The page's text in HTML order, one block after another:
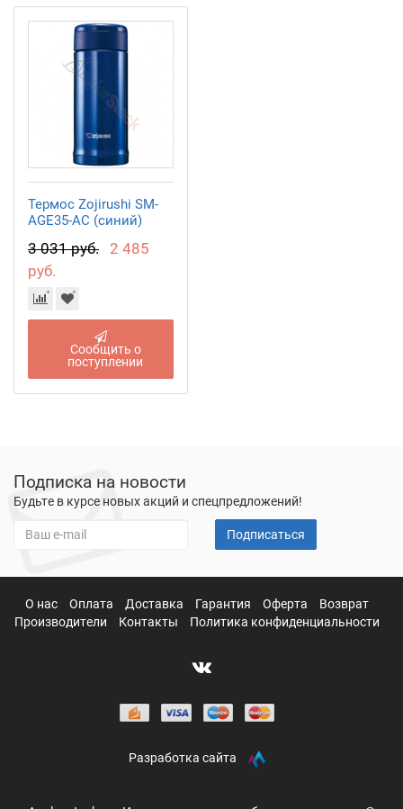
Термос Zojirushi SM-
AGE35-AC (синий)
3 031 руб.
2 485
руб.
Сообщить о
поступлении
Подписка на новости
Будьте в курсе новых акций и спецпредложений!
Подписаться
О нас Оплата Доставка Гарантия Оферта
Возврат
Производители
Контакты Политика конфиденциальности
Разработка сайта